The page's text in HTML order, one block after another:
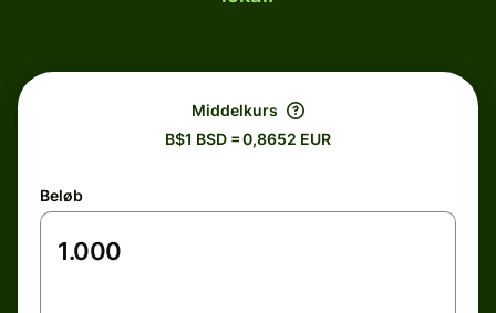
Middelkurs
B$1 BSD = 0,8652 EUR
Beløb